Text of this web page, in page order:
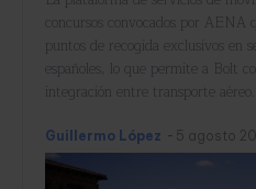
concursos convocados por AENA
puntos de recogida exclusivos en
españoles, lo que permite a Bolt
integración entre transporte aéreo...
Guillermo López - 5 agosto